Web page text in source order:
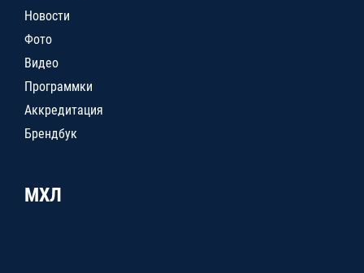
Новости
Фото
Видео
Программки
Аккредитация
Брендбук
МХЛ